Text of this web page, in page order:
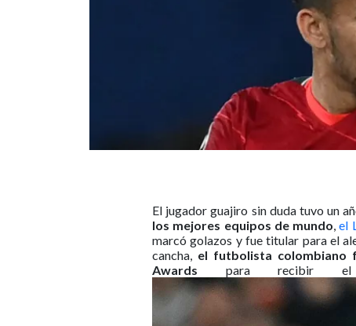
El jugador guajiro sin duda tuvo un
los mejores equipos de mundo,el
marcó golazos y fue titular para el
cancha, el futbolista colombiano
Awards para recibir el